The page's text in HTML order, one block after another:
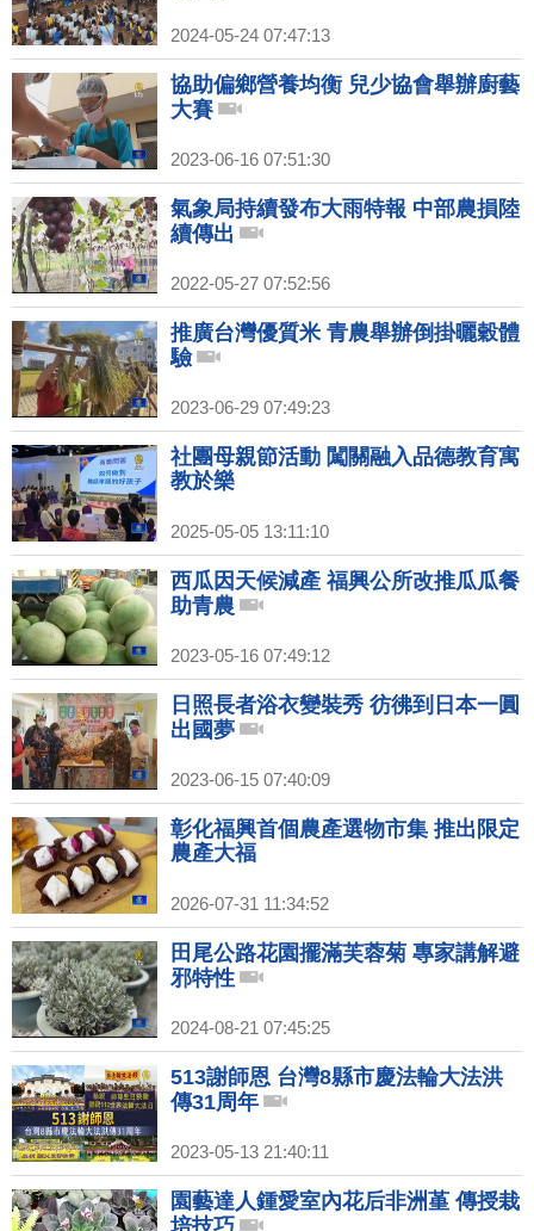
2024-05-24 07:47:13
協助偏鄉營養均衡 兒少協會舉辦廚藝
大賽
2023-06-16 07:51:30
氣象局持續發布大雨特報 中部農損陸
續傳出
2022-05-27 07:52:56
推廣台灣優質米 青農舉辦倒掛曬穀體
驗
2023-06-29 07:49:23
社團母親節活動 闖關融入品德教育寓
教於樂
2025-05-05 13:11:10
西瓜因天候減產 福興公所改推瓜瓜餐
助青農
2023-05-16 07:49:12
日照長者浴衣變裝秀 彷彿到日本一圓
出國夢
2023-06-15 07:40:09
彰化福興首個農產選物市集 推出限定
農產大福
2026-07-31 11:34:52
田尾公路花園擺滿芙蓉菊 專家講解避
邪特性
2024-08-21 07:45:25
513謝師恩 台灣8縣市慶法輪大法洪
傳31周年
2023-05-13 21:40:11
園藝達人鍾愛室內花后非洲堇 傳授栽